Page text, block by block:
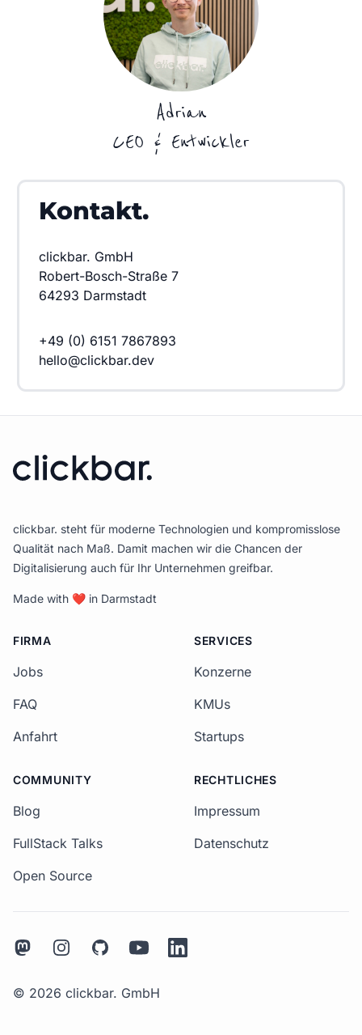
Adrian
CEO & Entwickler
Kontakt.
clickbar. GmbH
Robert-Bosch-Straße 7
64293 Darmstadt
+49 (0) 6151 7867893
hello@clickbar.dev
clickbar. steht für moderne Technologien und kompromisslose
Qualität nach Maß. Damit machen wir die Chancen der
Digitalisierung auch für Ihr Unternehmen greifbar.
Made with ❤ in Darmstadt
FIRMA
Jobs
FAQ
Anfahrt
SERVICES
Konzerne
KMUs
Startups
COMMUNITY
Blog
FullStack Talks
Open Source
RECHTLICHES
Impressum
Datenschutz
MastodonInstagramGithub YoutubeLinkedIn
© 2026 clickbar. GmbH